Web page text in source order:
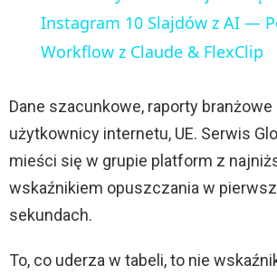
a
V
i
Instagram 10 Slajdów z AI —
Workflow z Claude & FlexClip
Dane szacunkowe, raporty branżowe
użytkownicy internetu, UE. Serwis
mieści się w grupie platform z
wskaźnikiem opuszczania w
sekundach.
To, co uderza w tabeli, to nie